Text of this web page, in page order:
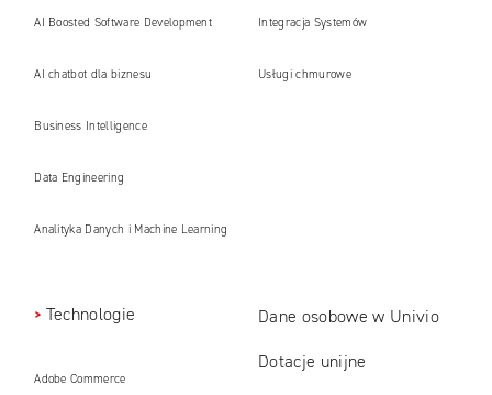
AI Boosted Software Development
AI chatbot dla biznesu
Business Intelligence
Data Engineering
Analityka Danych i Machine Learning
Integracja Systemów
Usługi chmurowe
Technologie
Adobe Commerce
Dane osobowe w Univio
Dotacje unijne